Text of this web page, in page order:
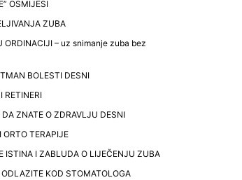
OSMIJESI
ZUBA
ORDINACIJI – uz snimanje zuba bez
BOLESTI DESNI
RETINERI
DA ZNATE O ZDRAVLJU DESNI
ORTO TERAPIJE
ISTINA I ZABLUDA O LIJEČENJU ZUBA
ODLAZITE KOD STOMATOLOGA